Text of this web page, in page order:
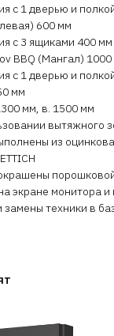
с 1 дверью и
600 мм
с 3 ящиками 400 мм
BBQ (Мангал)
с 1 дверью и
мм
мм, в. 1500 мм
вытяжного
из
экране монитора
замены техники в